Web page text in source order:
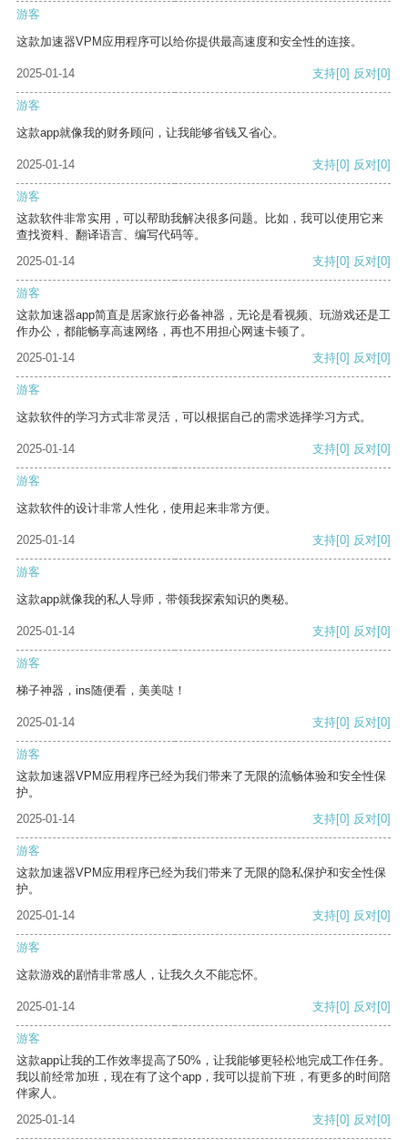
游客
这款加速器VPM应用程序可以给你提供最高速度和安全性的连接。
2025-01-14 支持[0] 反对[0]
游客
这款app就像我的财务顾问，让我能够省钱又省心。
2025-01-14 支持[0] 反对[0]
游客
这款软件非常实用，可以帮助我解决很多问题。比如，我可以使用它来
查找资料、翻译语言、编写代码等。
2025-01-14
支持[0] 反对[0]
游客
这款加速器app简直是居家旅行必备神器，无论是看视频、玩游戏还是工
作办公，都能畅享高速网络，再也不用担心网速卡顿了。
2025-01-14
支持[0] 反对[0]
游客
这款软件的学习方式非常灵活，可以根据自己的需求选择学习方式。
2025-01-14 支持[0] 反对[0]
游客
这款软件的设计非常人性化，使用起来非常方便。
2025-01-14 支持[0] 反对[0]
游客
这款app就像我的私人导师，带领我探索知识的奥秘。
2025-01-14 支持[0] 反对[0]
游客
梯子神器，ins随便看，美美哒！
2025-01-14 支持[0] 反对[0]
游客
这款加速器VPM应用程序已经为我们带来了无限的流畅体验和安全性保
护。
2025-01-14
支持[0] 反对[0]
游客
这款加速器VPM应用程序已经为我们带来了无限的隐私保护和安全性保
护。
2025-01-14
支持[0] 反对[0]
游客
这款游戏的剧情非常感人，让我久久不能忘怀。
2025-01-14 支持[0] 反对[0]
游客
这款app让我的工作效率提高了50%，让我能够更轻松地完成工作任务。
我以前经常加班，现在有了这个app，我可以提前下班，有更多的时间陪
伴家人。
2025-01-14
支持[0] 反对[0]